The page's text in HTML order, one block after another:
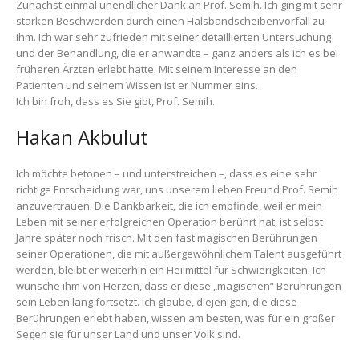
Zunächst einmal unendlicher Dank an Prof. Semih. Ich ging mit sehr
starken Beschwerden durch einen Halsbandscheibenvorfall zu
ihm. Ich war sehr zufrieden mit seiner detaillierten Untersuchung
und der Behandlung, die er anwandte – ganz anders als ich es bei
früheren Ärzten erlebt hatte. Mit seinem Interesse an den
Patienten und seinem Wissen ist er Nummer eins.
Ich bin froh, dass es Sie gibt, Prof. Semih.
Hakan Akbulut
Ich möchte betonen – und unterstreichen –, dass es eine sehr
richtige Entscheidung war, uns unserem lieben Freund Prof. Semih
anzuvertrauen. Die Dankbarkeit, die ich empfinde, weil er mein
Leben mit seiner erfolgreichen Operation berührt hat, ist selbst
Jahre später noch frisch. Mit den fast magischen Berührungen
seiner Operationen, die mit außergewöhnlichem Talent ausgeführt
werden, bleibt er weiterhin ein Heilmittel für Schwierigkeiten. Ich
wünsche ihm von Herzen, dass er diese „magischen“ Berührungen
sein Leben lang fortsetzt. Ich glaube, diejenigen, die diese
Berührungen erlebt haben, wissen am besten, was für ein großer
Segen sie für unser Land und unser Volk sind.